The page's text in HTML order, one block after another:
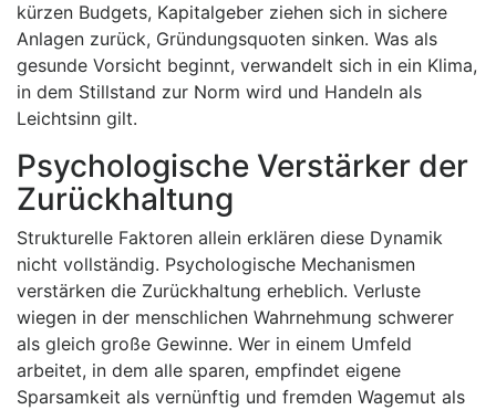
kürzen Budgets, Kapitalgeber ziehen sich in sichere
Anlagen zurück, Gründungsquoten sinken. Was als
gesunde Vorsicht beginnt, verwandelt sich in ein Klima,
in dem Stillstand zur Norm wird und Handeln als
Leichtsinn gilt.
Psychologische Verstärker der
Zurückhaltung
Strukturelle Faktoren allein erklären diese Dynamik
nicht vollständig. Psychologische Mechanismen
verstärken die Zurückhaltung erheblich. Verluste
wiegen in der menschlichen Wahrnehmung schwerer
als gleich große Gewinne. Wer in einem Umfeld
arbeitet, in dem alle sparen, empfindet eigene
Sparsamkeit als vernünftig und fremden Wagemut als